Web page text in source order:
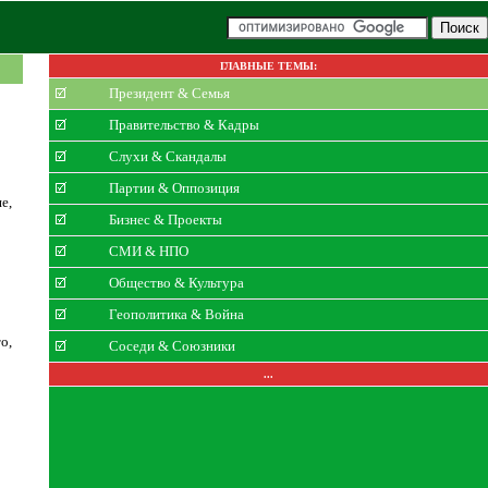
ГЛАВНЫЕ ТЕМЫ:
Президент & Семья
Правительство & Кадры
Слухи & Скандалы
Партии & Оппозиция
Бизнес & Проекты
СМИ & НПО
Общество & Культура
Геополитика & Война
Соседи & Союзники
...